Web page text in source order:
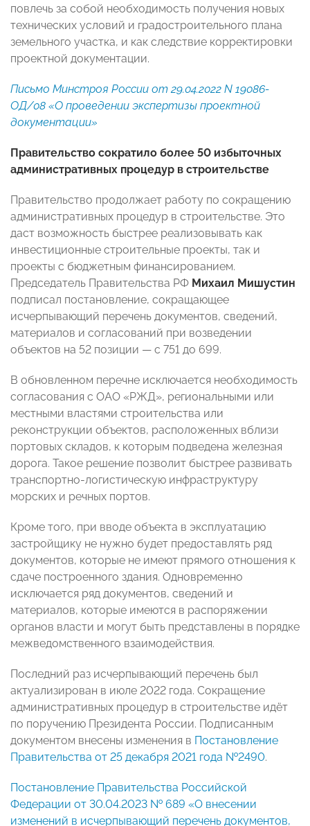
повлечь за собой необходимость получения новых
технических условий и градостроительного плана
земельного участка, и как следствие корректировки
проектной документации.
Письмо Минстроя России от 29.04.2022 N 19086-
ОД/08 «О проведении экспертизы проектной
документации»
Правительство сократило более 50 избыточных
административных процедур в строительстве
Правительство продолжает работу по сокращению
административных процедур в строительстве. Это
даст возможность быстрее реализовывать как
инвестиционные строительные проекты, так и
проекты с бюджетным финансированием.
Председатель Правительства РФ Михаил Мишустин
подписал постановление, сокращающее
исчерпывающий перечень документов, сведений,
материалов и согласований при возведении
объектов на 52 позиции — с 751 до 699.
В обновленном перечне исключается необходимость
согласования с ОАО «РЖД», региональными или
местными властями строительства или
реконструкции объектов, расположенных вблизи
портовых складов, к которым подведена железная
дорога. Такое решение позволит быстрее развивать
транспортно-логистическую инфраструктуру
морских и речных портов.
Кроме того, при вводе объекта в эксплуатацию
застройщику не нужно будет предоставлять ряд
документов, которые не имеют прямого отношения к
сдаче построенного здания. Одновременно
исключается ряд документов, сведений и
материалов, которые имеются в распоряжении
органов власти и могут быть представлены в порядке
межведомственного взаимодействия.
Последний раз исчерпывающий перечень был
актуализирован в июле 2022 года. Сокращение
административных процедур в строительстве идёт
по поручению Президента России. Подписанным
документом внесены изменения в Постановление
Правительства от 25 декабря 2021 года №2490.
Постановление Правительства Российской
Федерации от 30.04.2023 № 689 «О внесении
изменений в исчерпывающий перечень документов,